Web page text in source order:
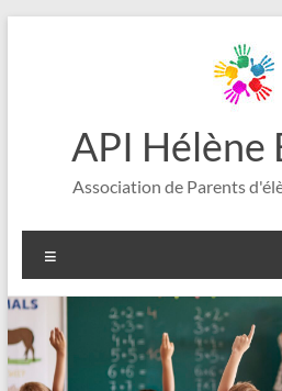
API Hélène
Association de Parents